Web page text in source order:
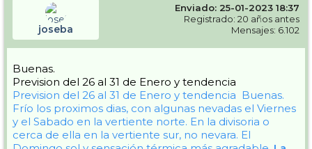
joseba
Enviado: 25-01-2023 18:37
Registrado: 20 años antes
Mensajes: 6.102
Buenas.
Prevision del 26 al 31 de Enero y tendencia
Prevision del 26 al 31 de Enero y tendencia Buenas.
Frío los proximos dias, con algunas nevadas el Viernes
y el Sabado en la vertiente norte. En la divisoria o
cerca de ella en la vertiente sur, no nevara. El